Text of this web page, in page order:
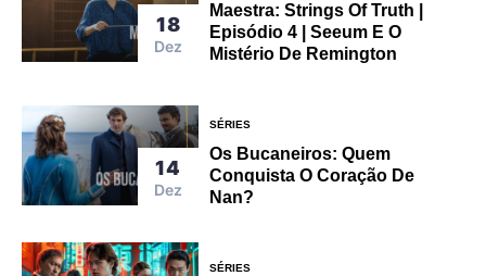
18
Dez
Maestra: Strings Of Truth |
Episódio 4 | Seeum E O
Mistério De Remington
14
Dez
SÉRIES
Os Bucaneiros: Quem
Conquista O Coração De
Nan?
SÉRIES